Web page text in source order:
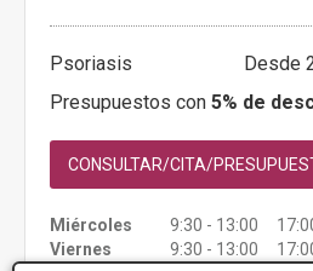
Psoriasis
Desde
Presupuestos con 5% de
CONSULTAR/CITA/
Miércoles
9:30 - 13:00
Viernes
9:30 - 13:00